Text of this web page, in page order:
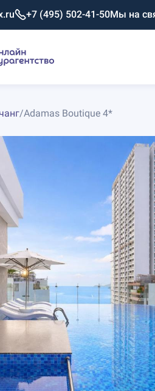
+7 (495) 502-41-50Мы на
/Adamas Boutique 4*